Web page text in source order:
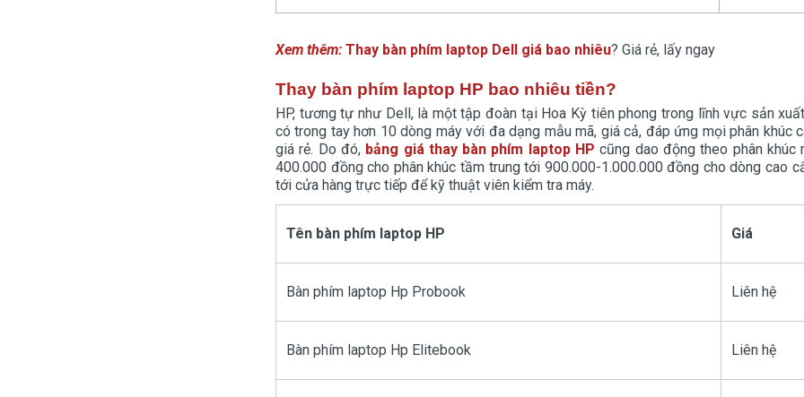
Xem thêm: Thay bàn phím laptop Dell giá bao nhiêu? Giá rẻ, lấy ngay
Thay bàn phím laptop HP bao nhiêu tiền?
HP, tương tự như Dell, là một tập đoàn tại Hoa Kỳ tiên phong trong lĩnh vực sản
có trong tay hơn 10 dòng máy với đa dạng mẫu mã, giá cả, đáp ứng mọi phân khúc
giá rẻ. Do đó, bảng giá thay bàn phím laptop HP cũng dao động theo phân khúc
400.000 đồng cho phân khúc tầm trung tới 900.000-1.000.000 đồng cho dòng cao
tới cửa hàng trực tiếp để kỹ thuật viên kiểm tra máy.
Tên bàn phím laptop HP Giá
Bàn phím laptop Hp Probook Liên hệ
Bàn phím laptop Hp Elitebook Liên hệ